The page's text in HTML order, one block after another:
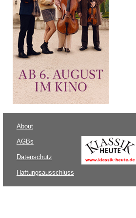
About
AGBs
Datenschutz
Haftungsausschluss